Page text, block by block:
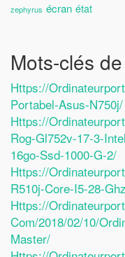
zephyrus écran état
Mots-clés
Https://
Portabel-Asus-N750j/
Https://
Rog-Gl752v-17-3-
16go-Ssd-1000-G-2/
Https://
R510j-Core-I5-28-
Https://
Com/2018/02/10/
Master/